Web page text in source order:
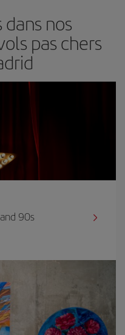
nos
pas chers
90s